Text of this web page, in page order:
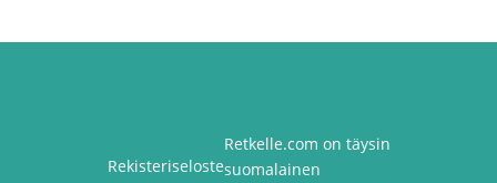
Rekisteriseloste
Retkelle.com on täysin
suomalainen